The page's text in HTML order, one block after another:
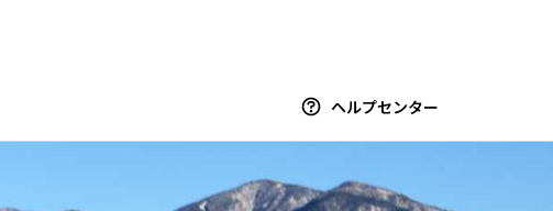
ヘルプセンター